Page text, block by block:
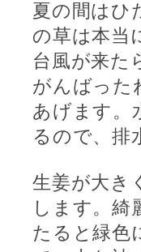
夏の間はひ
の草は本当
台風が来た
がんばった
あげます。
るので、排
生姜が大き
します。綺
たると緑色